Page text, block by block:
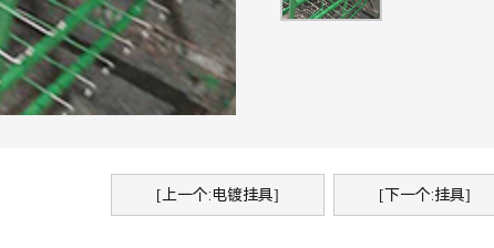
[上一个:电镀挂具] [下一个:挂具]